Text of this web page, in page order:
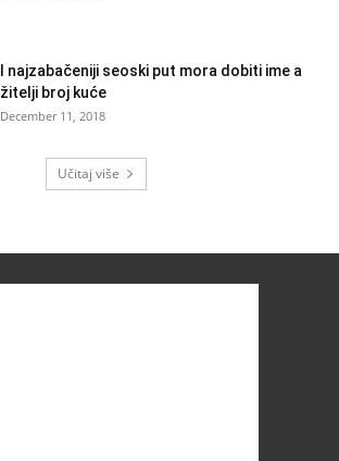
I najzabačeniji seoski put mora dobiti ime a
žitelji broj kuće
December 11, 2018
Učitaj više